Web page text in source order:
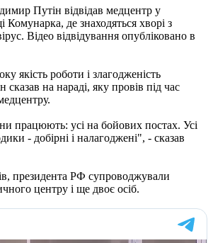
Путін відвідав медцентр у
Комунарка, де знаходяться хворі з
Відео відвідування опубліковано в
якість роботи і злагодженість
сказав на нараді, яку провів під час
працюють: усі на бойових постах. Усі
- добірні і налагоджені", - сказав
президента РФ супроводжували
центру і ще двоє осіб.